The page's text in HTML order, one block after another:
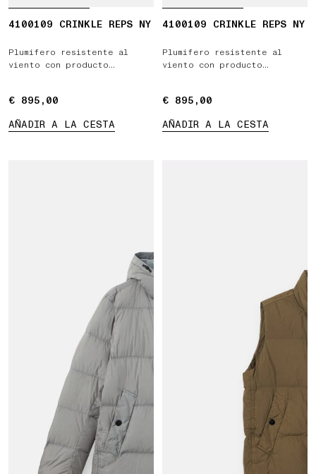
4100109 CRINKLE REPS NY
Plumífero resistente al
viento con producto
€ 895,00
€ 895,00
AÑADIR A LA CESTA
4100109 CRINKLE REPS NY
Plumífero resistente al
viento con producto
€ 895,00
€ 895,00
AÑADIR A LA CESTA